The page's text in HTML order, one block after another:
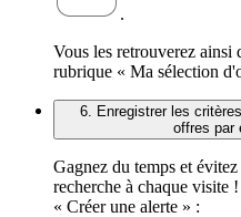
.
Vous les retrouverez ainsi
rubrique « Ma sélection
6. Enregistrer les
offres par
Gagnez du temps et
recherche à chaque visite
« Créer une alerte » :